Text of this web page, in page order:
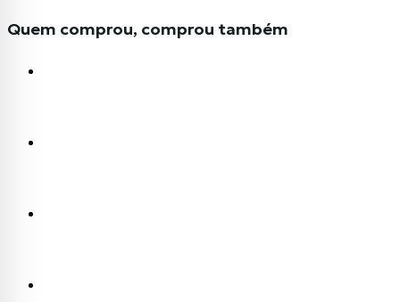
Quem comprou, comprou também